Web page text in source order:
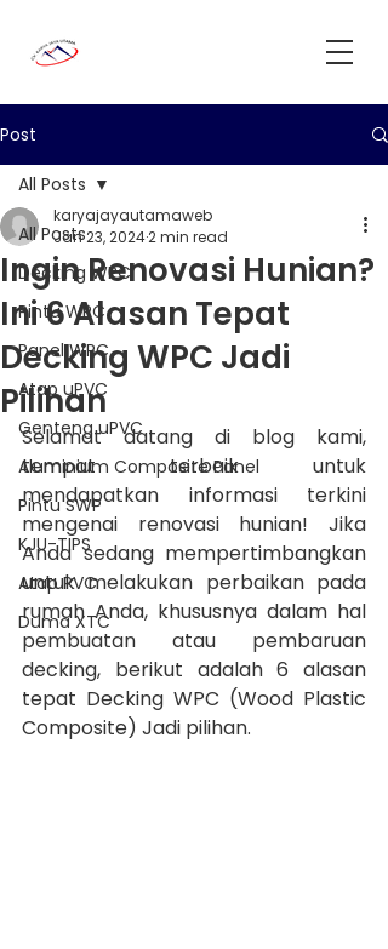
Post
All Posts
Decking WPC
Pintu WPC
Panel WPC
Atap uPVC
Genteng uPVC
Aluminium Composite Panel
Pintu SWP
KJU-TIPS
Atap PVC
Duma XTC
All Posts
Ingin Renovasi Hunian?
Ini 6 Alasan Tepat
Decking WPC Jadi
Pilihan
karyajayautamaweb
Jan 23, 20242 min read
Selamat datang di blog kami,
tempat terbaik untuk
mendapatkan informasi terkini
mengenai renovasi hunian! Jika
Anda sedang mempertimbangkan
untuk melakukan perbaikan pada
rumah Anda, khususnya dalam hal
pembuatan atau pembaruan
decking, berikut adalah 6 alasan
tepat Decking WPC (Wood Plastic
Composite) Jadi pilihan.